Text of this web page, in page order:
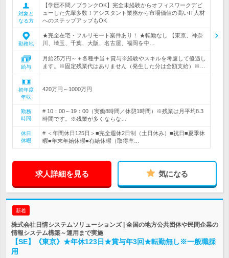
対象と
なる方
【学歴不問／ブランクOK】完全未経験からオフィスワークデビ
ューした先輩多数！アシスタント業務から市場価値の高いIT人材
へのステップアップもOK
勤務地
★完全在宅・フルリモート案件あり！ ★転勤なし 【東京、神奈
川、埼玉、千葉、大阪、名古屋、福岡を中…
給与
月給25万円～＋各種手当＋賞与※経験やスキルを考慮して優遇し
ます。※固定残業代はありません（発生した分は全額支給）※…
初年度
年収
420万円～1000万円
勤務
時間
# 10：00～19：00（実働8時間／休憩1時間）※残業は月平均8.3
時間です。※残業が多くならな…
休日
休暇
# ＜年間休日125日＞■完全週休2日制（土日休み）■祝日■夏季休
暇■年末年始休暇■有給休暇（取得率…
求人詳細を見る 気になる
新着
株式会社日情システムソリューションズ | 全国の地方公共団体や民間企業の
情報システム構築～運用まで実施
【SE】《東京》★年休123日★賞与年3回★転勤無し※一般職採
用